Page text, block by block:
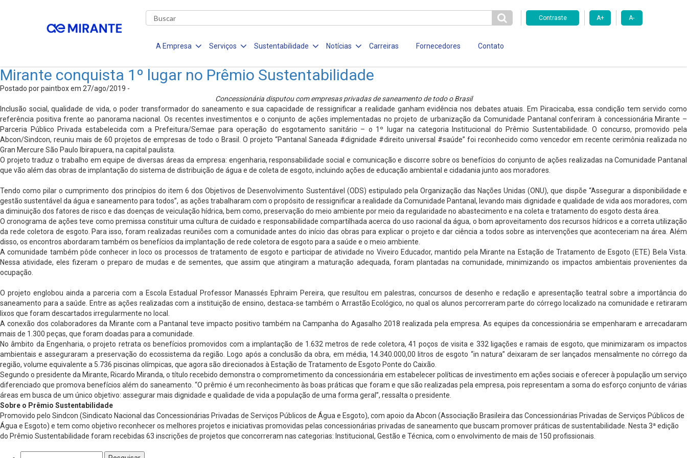
Contraste A+ A-
A Empresa Serviços Sustentabilidade Notícias Carreiras Fornecedores Contato
Mirante conquista 1º lugar no Prêmio Sustentabilidade
Postado por paintbox em 27/ago/2019 -
Concessionária disputou com empresas privadas de saneamento de todo o Brasil
Inclusão social, qualidade de vida, o poder transformador do saneamento e sua capacidade de ressignificar a realidade ganham evidência nos debates atuais. Em Piracicaba, essa condição tem servido como
referência positiva frente ao panorama nacional. Os recentes investimentos e o conjunto de ações implementadas no projeto de urbanização da Comunidade Pantanal conferiram à concessionária Mirante –
Parceria Público Privada estabelecida com a Prefeitura/Semae para operação do esgotamento sanitário – o 1º lugar na categoria Institucional do Prêmio Sustentabilidade. O concurso, promovido pela
Abcon/Sindcon, reuniu mais de 60 projetos de empresas de todo o Brasil. O projeto “Pantanal Saneada #dignidade #direito universal #saúde” foi reconhecido como vencedor em recente cerimônia realizada no
Gran Mercure São Paulo Ibirapuera, na capital paulista.
O projeto traduz o trabalho em equipe de diversas áreas da empresa: engenharia, responsabilidade social e comunicação e discorre sobre os benefícios do conjunto de ações realizadas na Comunidade Pantanal
que vão além das obras de implantação do sistema de distribuição de água e de coleta de esgoto, incluindo ações de educação ambiental e cidadania junto aos moradores.
Tendo como pilar o cumprimento dos princípios do item 6 dos Objetivos de Desenvolvimento Sustentável (ODS) estipulado pela Organização das Nações Unidas (ONU), que dispõe “Assegurar a disponibilidade e
gestão sustentável da água e saneamento para todos”, as ações trabalharam com o propósito de ressignificar a realidade da Comunidade Pantanal, levando mais dignidade e qualidade de vida aos moradores, com
a diminuição dos fatores de risco e das doenças de veiculação hídrica, bem como, preservação do meio ambiente por meio da regularidade no abastecimento e na coleta e tratamento do esgoto desta área.
O cronograma de ações teve como premissa constituir uma cultura de cuidado e responsabilidade compartilhada acerca do uso racional da água, o bom aproveitamento dos recursos hídricos e a correta utilização
da rede coletora de esgoto. Para isso, foram realizadas reuniões com a comunidade antes do início das obras para explicar o projeto e dar ciência a todos sobre as intervenções que aconteceriam na área. Além
disso, os encontros abordaram também os benefícios da implantação de rede coletora de esgoto para a saúde e o meio ambiente.
A comunidade também pôde conhecer in loco os processos de tratamento de esgoto e participar de atividade no Viveiro Educador, mantido pela Mirante na Estação de Tratamento de Esgoto (ETE) Bela Vista.
Nessa atividade, eles fizeram o preparo de mudas e de sementes, que assim que atingiram a maturação adequada, foram plantadas na comunidade, minimizando os impactos ambientais provenientes da
ocupação.
O projeto englobou ainda a parceria com a Escola Estadual Professor Manassés Ephraim Pereira, que resultou em palestras, concursos de desenho e redação e apresentação teatral sobre a importância do
saneamento para a saúde. Entre as ações realizadas com a instituição de ensino, destaca-se também o Arrastão Ecológico, no qual os alunos percorreram parte do córrego localizado na comunidade e retiraram
lixos que foram descartados irregularmente no local.
A conexão dos colaboradores da Mirante com a Pantanal teve impacto positivo também na Campanha do Agasalho 2018 realizada pela empresa. As equipes da concessionária se empenharam e arrecadaram
mais de 1.300 peças, que foram doadas para a comunidade.
No âmbito da Engenharia, o projeto retrata os benefícios promovidos com a implantação de 1.632 metros de rede coletora, 41 poços de visita e 332 ligações e ramais de esgoto, que minimizaram os impactos
ambientais e asseguraram a preservação do ecossistema da região. Logo após a conclusão da obra, em média, 14.340.000,00 litros de esgoto “in natura” deixaram de ser lançados mensalmente no córrego da
região, volume equivalente a 5.736 piscinas olímpicas, que agora são direcionados à Estação de Tratamento de Esgoto Ponte do Caixão.
Segundo o presidente da Mirante, Ricardo Miranda, o título recebido demonstra o comprometimento da concessionária em estabelecer políticas de investimento em ações sociais e oferecer à população um serviço
diferenciado que promova benefícios além do saneamento. “O prêmio é um reconhecimento às boas práticas que foram e que são realizadas pela empresa, pois representam a soma do esforço conjunto de várias
áreas em busca de um único objetivo: assegurar mais dignidade e qualidade de vida a população de uma forma geral”, ressalta o presidente.
Sobre o Prêmio Sustentabilidade
Promovido pelo Sindcon (Sindicato Nacional das Concessionárias Privadas de Serviços Públicos de Água e Esgoto), com apoio da Abcon (Associação Brasileira das Concessionárias Privadas de Serviços Públicos de
Água e Esgoto) e tem como objetivo reconhecer os melhores projetos e iniciativas promovidas pelas concessionárias privadas de saneamento que buscam promover práticas de sustentabilidade. Nesta 3ª edição
do Prêmio Sustentabilidade foram recebidas 63 inscrições de projetos que concorreram nas categorias: Institucional, Gestão e Técnica, com o envolvimento de mais de 150 profissionais.